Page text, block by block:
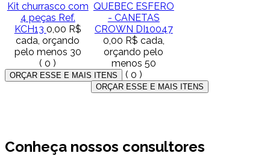
Kit churrasco com
4 peças Ref.
KCH13 0,00 R$
cada, orçando
pelo menos 30
( 0 )
QUEBEC ESFERO
- CANETAS
CROWN DI10047
0,00 R$ cada,
orçando pelo
menos 50
( 0 )
Conheça nossos consultores